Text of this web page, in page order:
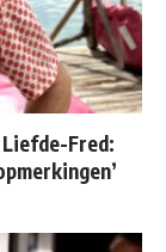
Fred: